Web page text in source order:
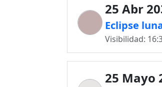
25 Abr
Eclipse
Visibilidad:
25 Mayo